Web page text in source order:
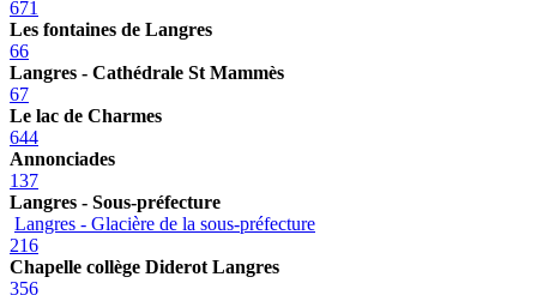
671
Les fontaines de Langres
66
Langres - Cathédrale St Mammès
67
Le lac de Charmes
644
Annonciades
137
Langres - Sous-préfecture
Langres - Glacière de la sous-préfecture
216
Chapelle collège Diderot Langres
356